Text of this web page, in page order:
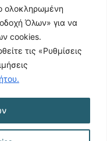
ολοκληρωμένη
Όλων» για να
cookies.
τις «Ρυθμίσεις
ΜΑΣ
Δημήτριος